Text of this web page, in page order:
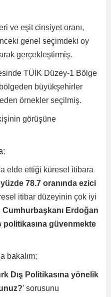
ve eşit cinsiyet oranı,
genel seçimdeki oy
gerçekleştirmiş.
TÜİK Düzey-1 Bölge
büyükşehirler
örnekler seçilmiş.
görüşüne
elde ettiği küresel itibara
yüzde 78.7 oranında ezici
itibar düzeyinin çok iyi
Cumhurbaşkanı Erdoğan
politikasına güvenmekte
bakalım;
Dış Politikasına yönelik
’ sorusunu